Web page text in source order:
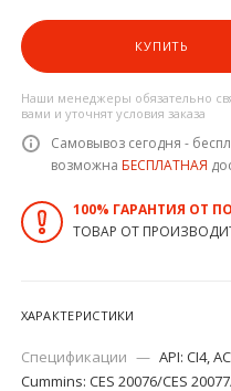
КУПИТЬ
Наши менеджеры обязательно
вами и уточнят условия заказа
Самовывоз сегодня -
возможна БЕСПЛАТНАЯ
100% ГАРАНТИЯ ОТ
ТОВАР ОТ
ХАРАКТЕРИСТИКИ
Спецификации — API: CI4,
Cummins: CES 20076/CES